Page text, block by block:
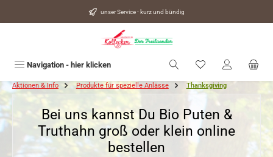
unser Service - kurz und bündig
Navigation - hier klicken Du hast 0
Aktionen & Info Produkte für spezielle Anlässe Thanksgiving
Bei uns kannst Du Bio Puten &
Truthahn groß oder klein online
bestellen